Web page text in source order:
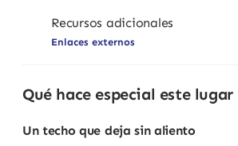
Recursos adicionales
Enlaces externos
Qué hace especial este lugar
Un techo que deja sin aliento